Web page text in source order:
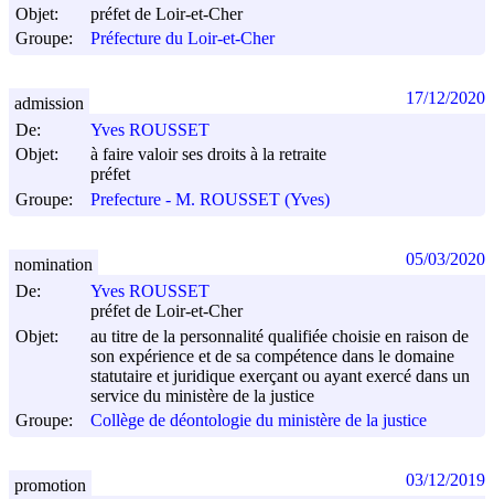
Objet:
préfet de Loir-et-Cher
Groupe:
Préfecture du Loir-et-Cher
De:
Yves ROUSSET
Objet:
à faire valoir ses droits à la retraite
préfet
Groupe:
Prefecture - M. ROUSSET (Yves)
admission 17/12/2020
De:
Yves ROUSSET
préfet de Loir-et-Cher
Objet:
au titre de la personnalité qualifiée choisie en raison de
son expérience et de sa compétence dans le domaine
statutaire et juridique exerçant ou ayant exercé dans un
service du ministère de la justice
Groupe:
Collège de déontologie du ministère de la justice
nomination 05/03/2020
promotion 03/12/2019